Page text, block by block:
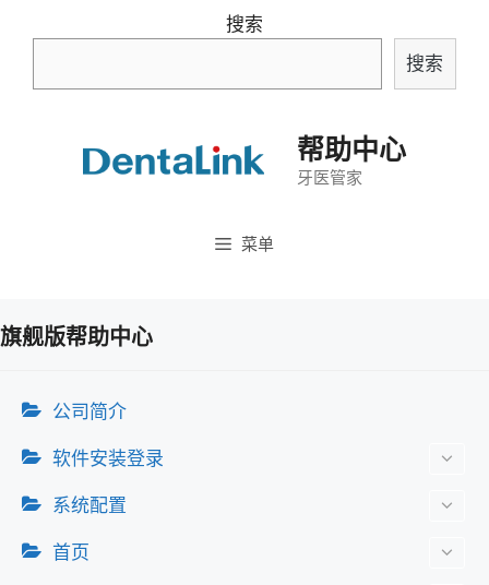
搜索
搜索
帮助中心
牙医管家
菜单
旗舰版帮助中心
公司简介
软件安装登录
系统配置
首页